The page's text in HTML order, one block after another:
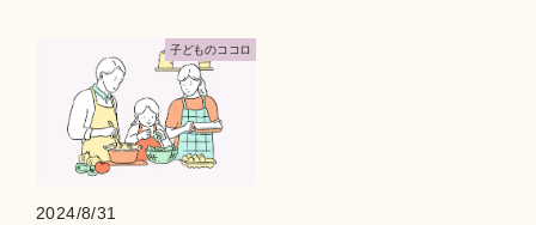
⼦どものココロ
2024/8/31